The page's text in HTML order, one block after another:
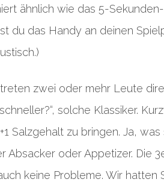
ähnlich wie das 5-
du das Handy an deinen
zwei oder mehr Leute
solche Klassiker.
Salzgehalt zu bringen. Ja,
Absacker oder Appetizer. Die
keine Probleme. Wir hatten